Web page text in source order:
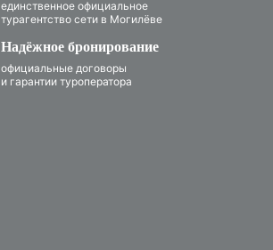
единственное официальное
турагентство сети в Могилёве
Надёжное бронирование
официальные договоры
и гарантии туроператора